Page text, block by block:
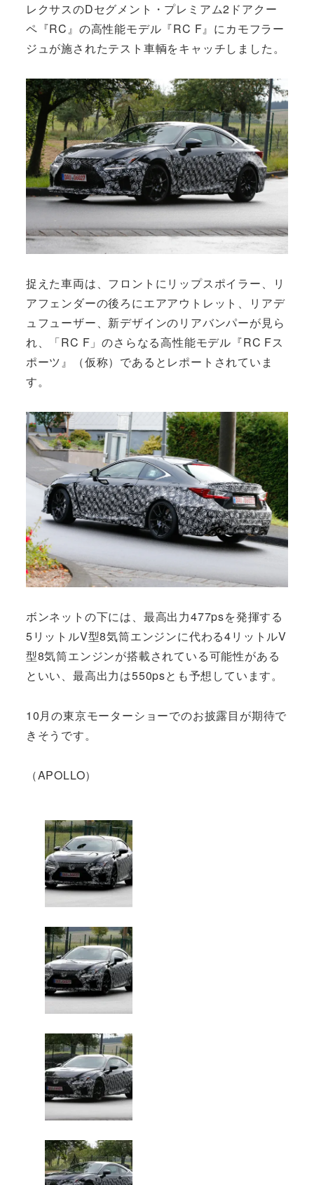
レクサスのDセグメント・プレミアム2ドアクー
ペ『RC』の高性能モデル『RC F』にカモフラー
ジュが施されたテスト車輌をキャッチしました。
捉えた車両は、フロントにリップスポイラー、リ
アフェンダーの後ろにエアアウトレット、リアデ
ュフューザー、新デザインのリアバンパーが見ら
れ、「RC F」のさらなる高性能モデル『RC Fス
ポーツ』（仮称）であるとレポートされていま
す。
ボンネットの下には、最高出力477psを発揮する
5リットルV型8気筒エンジンに代わる4リットルV
型8気筒エンジンが搭載されている可能性がある
といい、最高出力は550psとも予想しています。
10月の東京モーターショーでのお披露目が期待で
きそうです。
（APOLLO）